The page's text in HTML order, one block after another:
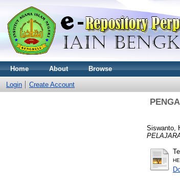
Home About Browse
Login Create Account
Siswanto,